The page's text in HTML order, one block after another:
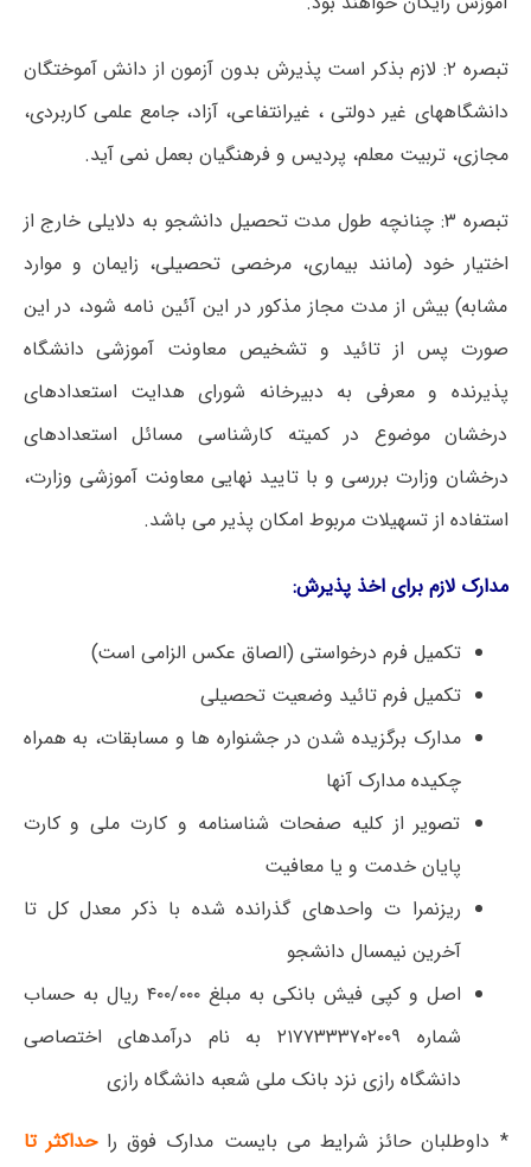
تبصره ۲: لازم بذکر است پذیرش بدون آزمون از دانش آموختگان
دانشگاههای غیر دولتی ، غیرانتفاعی، آزاد، جامع علمی کاربردی،
مجازی، تربیت معلم، پردیس و فرهنگیان بعمل نمی آید.
تبصره ۳: چنانچه طول مدت تحصیل دانشجو به دلایلی خارج از
اختیار خود (مانند بیماری، مرخصی تحصیلی، زایمان و موارد
مشابه) بیش از مدت مجاز مذکور در این آئین نامه شود، در این
صورت پس از تائید و تشخیص معاونت آموزشی دانشگاه
پذیرنده و معرفی به دبیرخانه شورای هدایت استعدادهای
درخشان موضوع در کمیته کارشناسی مسائل استعدادهای
درخشان وزارت بررسی و با تایید نهایی معاونت آموزشی وزارت،
استفاده از تسهیلات مربوط امکان پذیر می باشد.
مدارک لازم برای اخذ پذیرش:
تکمیل فرم درخواستی (الصاق عکس الزامی است)
تکمیل فرم تائید وضعیت تحصیلی
مدارک برگزیده شدن در جشنواره ها و مسابقات، به همراه
چکیده مدارک آنها
تصویر از کلیه صفحات شناسنامه و کارت ملی و کارت
پایان خدمت و یا معافیت
ریزنمرا ت واحدهای گذرانده شده با ذکر معدل کل تا
آخرین نیمسال دانشجو
اصل و کپی فیش بانکی به مبلغ ۴۰۰/۰۰۰ ریال به حساب
شماره ۲۱۷۷۳۳۳۷۰۲۰۰۹ به نام درآمدهای اختصاصی
دانشگاه رازی نزد بانک ملی شعبه دانشگاه رازی
* داوطلبان حائز شرایط می بایست مدارک فوق راحداکثر تا